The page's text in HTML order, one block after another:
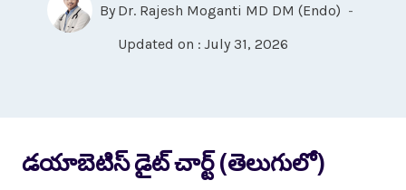
By Dr. Rajesh Moganti MD DM (Endo)
Updated on : July 31, 2026
డయాబెటిస్ డైట్ చార్ట్ (తెలుగులో)